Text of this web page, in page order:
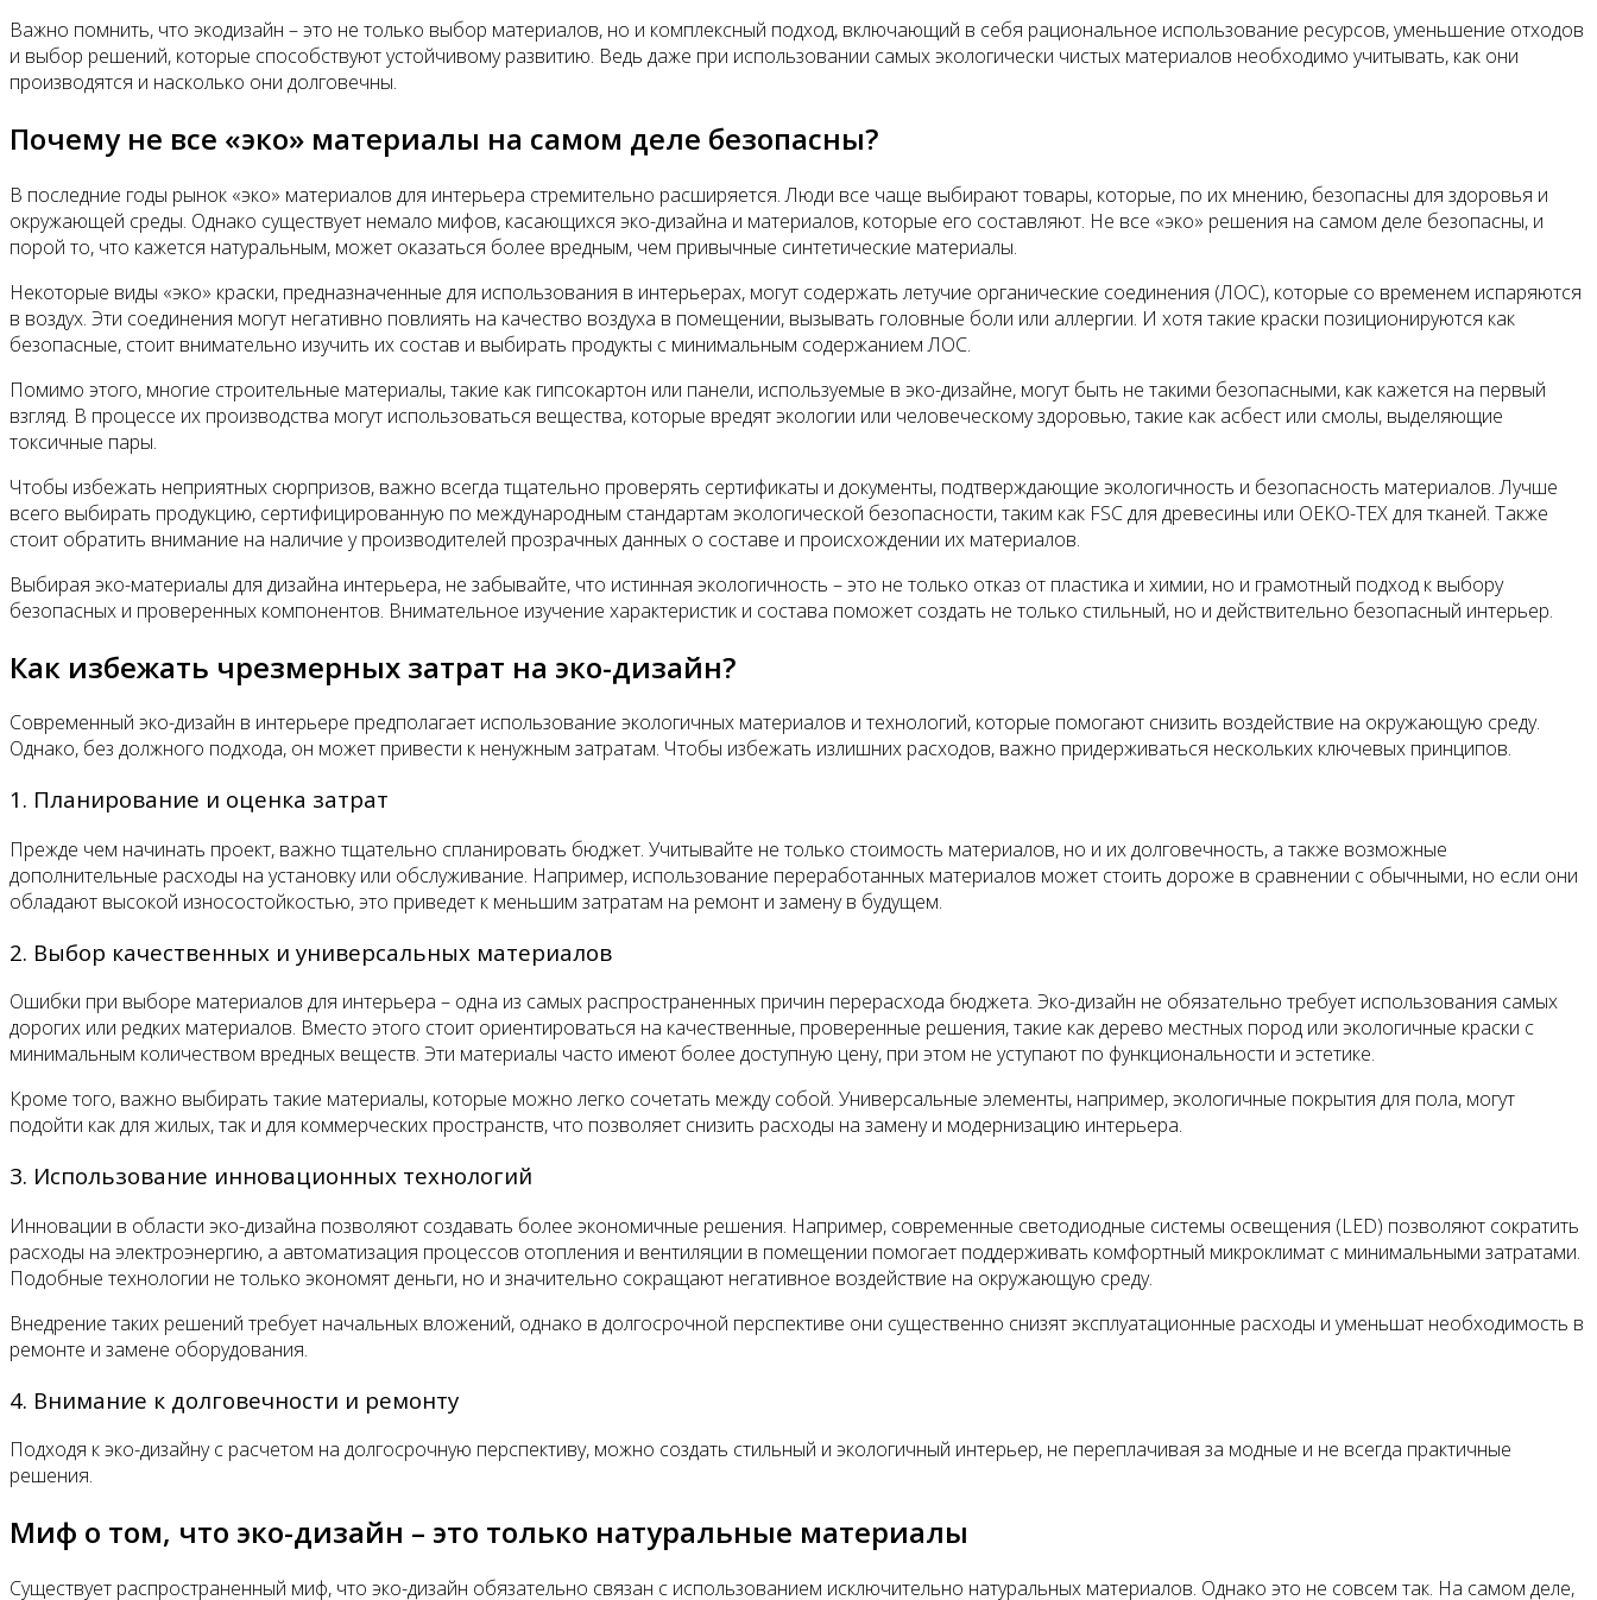
Важно помнить, что экодизайн – это не только выбор материалов, но и комплексный подход, включающий в себя рациональное использование ресурсов, уменьшение отходов
и выбор решений, которые способствуют устойчивому развитию. Ведь даже при использовании самых экологически чистых материалов необходимо учитывать, как они
производятся и насколько они долговечны.
Почему не все «эко» материалы на самом деле безопасны?
В последние годы рынок «эко» материалов для интерьера стремительно расширяется. Люди все чаще выбирают товары, которые, по их мнению, безопасны для здоровья и
окружающей среды. Однако существует немало мифов, касающихся эко-дизайна и материалов, которые его составляют. Не все «эко» решения на самом деле безопасны, и
порой то, что кажется натуральным, может оказаться более вредным, чем привычные синтетические материалы.
Некоторые виды «эко» краски, предназначенные для использования в интерьерах, могут содержать летучие органические соединения (ЛОС), которые со временем испаряются
в воздух. Эти соединения могут негативно повлиять на качество воздуха в помещении, вызывать головные боли или аллергии. И хотя такие краски позиционируются как
безопасные, стоит внимательно изучить их состав и выбирать продукты с минимальным содержанием ЛОС.
Помимо этого, многие строительные материалы, такие как гипсокартон или панели, используемые в эко-дизайне, могут быть не такими безопасными, как кажется на первый
взгляд. В процессе их производства могут использоваться вещества, которые вредят экологии или человеческому здоровью, такие как асбест или смолы, выделяющие
токсичные пары.
Чтобы избежать неприятных сюрпризов, важно всегда тщательно проверять сертификаты и документы, подтверждающие экологичность и безопасность материалов. Лучше
всего выбирать продукцию, сертифицированную по международным стандартам экологической безопасности, таким как FSC для древесины или OEKO-TEX для тканей. Также
стоит обратить внимание на наличие у производителей прозрачных данных о составе и происхождении их материалов.
Выбирая эко-материалы для дизайна интерьера, не забывайте, что истинная экологичность – это не только отказ от пластика и химии, но и грамотный подход к выбору
безопасных и проверенных компонентов. Внимательное изучение характеристик и состава поможет создать не только стильный, но и действительно безопасный интерьер.
Как избежать чрезмерных затрат на эко-дизайн?
Современный эко-дизайн в интерьере предполагает использование экологичных материалов и технологий, которые помогают снизить воздействие на окружающую среду.
Однако, без должного подхода, он может привести к ненужным затратам. Чтобы избежать излишних расходов, важно придерживаться нескольких ключевых принципов.
1. Планирование и оценка затрат
Прежде чем начинать проект, важно тщательно спланировать бюджет. Учитывайте не только стоимость материалов, но и их долговечность, а также возможные
дополнительные расходы на установку или обслуживание. Например, использование переработанных материалов может стоить дороже в сравнении с обычными, но если они
обладают высокой износостойкостью, это приведет к меньшим затратам на ремонт и замену в будущем.
2. Выбор качественных и универсальных материалов
Ошибки при выборе материалов для интерьера – одна из самых распространенных причин перерасхода бюджета. Эко-дизайн не обязательно требует использования самых
дорогих или редких материалов. Вместо этого стоит ориентироваться на качественные, проверенные решения, такие как дерево местных пород или экологичные краски с
минимальным количеством вредных веществ. Эти материалы часто имеют более доступную цену, при этом не уступают по функциональности и эстетике.
Кроме того, важно выбирать такие материалы, которые можно легко сочетать между собой. Универсальные элементы, например, экологичные покрытия для пола, могут
подойти как для жилых, так и для коммерческих пространств, что позволяет снизить расходы на замену и модернизацию интерьера.
3. Использование инновационных технологий
Инновации в области эко-дизайна позволяют создавать более экономичные решения. Например, современные светодиодные системы освещения (LED) позволяют сократить
расходы на электроэнергию, а автоматизация процессов отопления и вентиляции в помещении помогает поддерживать комфортный микроклимат с минимальными затратами.
Подобные технологии не только экономят деньги, но и значительно сокращают негативное воздействие на окружающую среду.
Внедрение таких решений требует начальных вложений, однако в долгосрочной перспективе они существенно снизят эксплуатационные расходы и уменьшат необходимость в
ремонте и замене оборудования.
4. Внимание к долговечности и ремонту
Подходя к эко-дизайну с расчетом на долгосрочную перспективу, можно создать стильный и экологичный интерьер, не переплачивая за модные и не всегда практичные
решения.
Миф о том, что эко-дизайн – это только натуральные материалы
Существует распространенный миф, что эко-дизайн обязательно связан с использованием исключительно натуральных материалов. Однако это не совсем так. На самом деле,